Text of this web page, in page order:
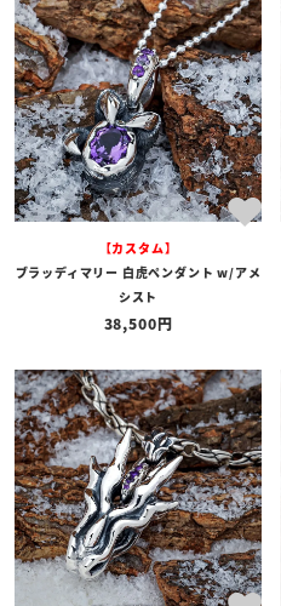
【カスタム】
ブラッディマリー 白虎ペンダント w/アメ
シスト
38,500